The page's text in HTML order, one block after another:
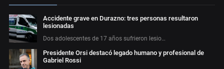
Accidente grave en Durazno: tres personas resultaron
lesionadas
Dos adolescentes de 17 años sufrieron lesio…
Presidente Orsi destacó legado humano y profesional de
Gabriel Rossi